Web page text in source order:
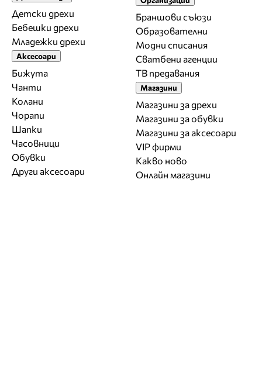
Детски дрехи
Бебешки дрехи
Младежки дрехи
Аксесоари
Бижута
Чанти
Колани
Чорапи
Шапки
Часовници
Обувки
Други аксесоари
Браншови съюзи
Образователни
Модни списания
Сватбени агенции
ТВ предавания
Магазини
Магазини за дрехи
Магазини за обувки
Магазини за aксесоари
VIP фирми
Какво ново
Онлайн магазини